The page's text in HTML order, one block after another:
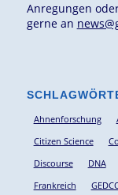
Anregungen
gerne an
Ahnenforschung
Citizen Science
Discourse
DNA
Frankreich